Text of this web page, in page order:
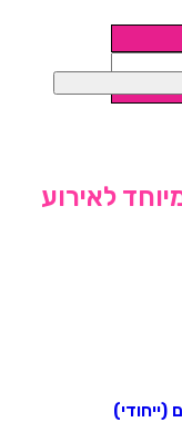
לאירוע